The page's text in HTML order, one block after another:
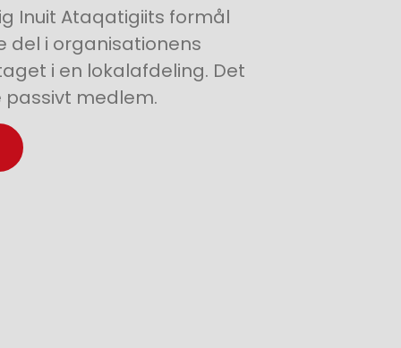
Inuit Ataqatigiits formål
del i organisationens
i en lokalafdeling. Det
medlem.